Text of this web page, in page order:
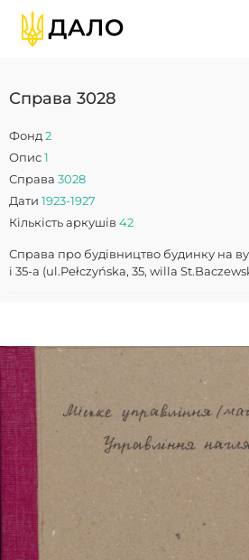
Справа 3028
Фонд 2
Опис1
Справа 3028
Дати 1923-1927
Кількість аркушів 42
Справа про будівництво будинку на
і 35-а (ul.Pełczyńska, 35, willa